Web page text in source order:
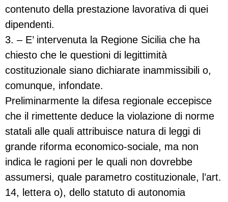
contenuto della prestazione lavorativa di quei
dipendenti.
3. – E’ intervenuta la Regione Sicilia che ha
chiesto che le questioni di legittimità
costituzionale siano dichiarate inammissibili o,
comunque, infondate.
Preliminarmente la difesa regionale eccepisce
che il rimettente deduce la violazione di norme
statali alle quali attribuisce natura di leggi di
grande riforma economico-sociale, ma non
indica le ragioni per le quali non dovrebbe
assumersi, quale parametro costituzionale, l’art.
14, lettera o), dello statuto di autonomia